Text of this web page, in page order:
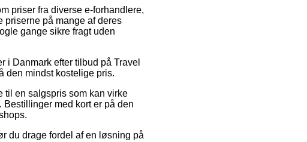
priser fra diverse e-forhandlere,
priserne på mange af deres
gange sikre fragt uden
i Danmark efter tilbud på Travel
den mindst kostelige pris.
til en salgspris som kan virke
med kort er på den
du drage fordel af en løsning på